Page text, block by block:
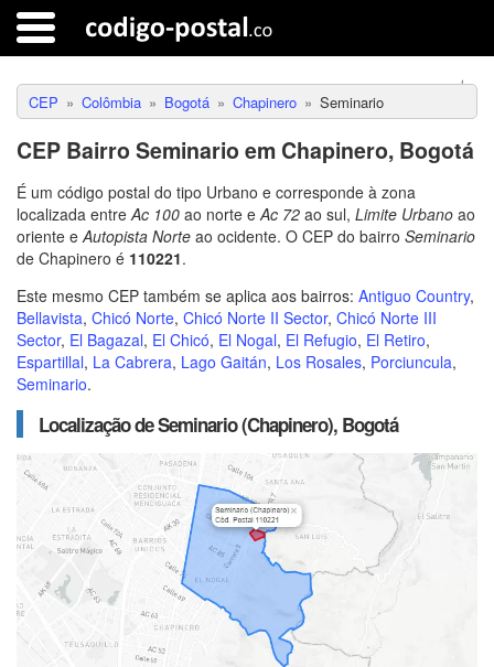
CEP Colômbia Bogotá Chapinero Seminario
CEP Bairro Seminario em Chapinero, Bogotá
É um código postal do tipo Urbano e corresponde à zona
localizada entreAc 100 ao norte eAc 72 ao sul, Limite Urbano ao
oriente eAutopista Norte ao ocidente. O CEP do bairro Seminario
de Chapinero é 110221.
Este mesmo CEP também se aplica aos bairros: Antiguo Country,
Bellavista, Chicó Norte, Chicó Norte II Sector, Chicó Norte III
Sector, El Bagazal, El Chicó, El Nogal, El Refugio, El Retiro,
Espartillal, La Cabrera, Lago Gaitán, Los Rosales, Porciuncula,
Seminario.
Localização de Seminario (Chapinero), Bogotá